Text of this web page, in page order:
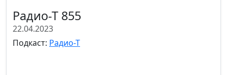
Радио-Т 855
22.04.2023
Подкаст: Радио-Т